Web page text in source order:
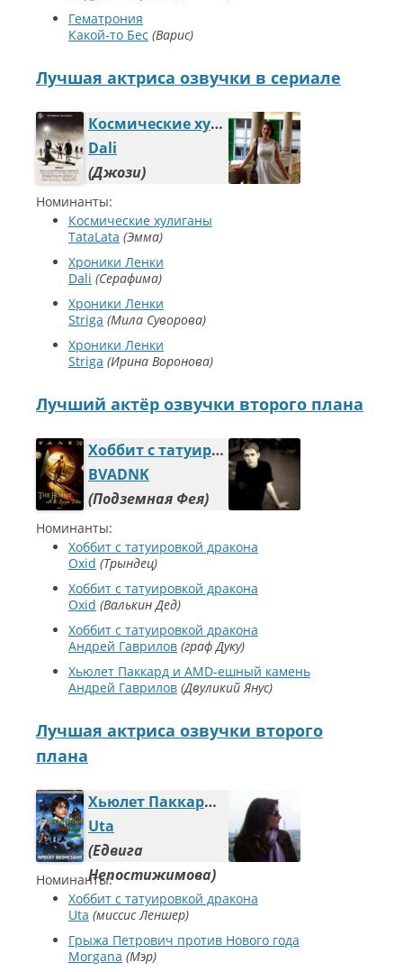
Гематрония
Какой-то Бес Варис
Лучшая актриса озвучки в сериале
Космические хулиганы
Dali
Джози
Номинанты:
Космические хулиганы
TataLata Эмма
Хроники Ленки
Dali Серафима
Хроники Ленки
Striga Мила Суворова
Хроники Ленки
Striga Ирина Воронова
Лучший актёр озвучки второго плана
Хоббит с татуировкой дракона
BVADNK
Подземная Фея
Номинанты:
Хоббит с татуировкой дракона
Oxid Трындец
Хоббит с татуировкой дракона
Oxid Валькин Дед
Хоббит с татуировкой дракона
Андрей Гаврилов граф Дуку
Хьюлет Паккард и AMD-ешный камень
Андрей Гаврилов Двуликий Янус
Лучшая актриса озвучки второго
плана
Хьюлет Паккард и AMD-ешный камень
Uta
Едвига
Непостижимова
Номинанты:
Хоббит с татуировкой дракона
Uta миссис Леншер
Грыжа Петрович против Нового года
Morgana Мэр